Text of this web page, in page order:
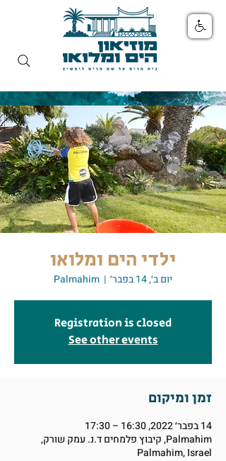
ילדי הים ומלואו
יום ב׳, 14 בפבר׳
  |
Palmahim
Registration is closed
See other events
זמן ומיקום
14 בפבר׳ 2022, 16:30 – 17:30
Palmahim, קיבוץ פלמחים ד.נ. עמק שורק,
Palmahim, Israel